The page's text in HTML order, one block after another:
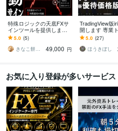
特殊ロジックの天底FXサ
インツールを提供します 1
分足で1日20回以上のシグ
ナル！特殊ロジック搭
載！
5.0 (5)
きなこ餅トレーダー
49,000 円
TradingView版
開します 専業
が使ってきた手
gViewで！
5.0 (27)
ほうきぼし
お気に入り登録が多いサービス